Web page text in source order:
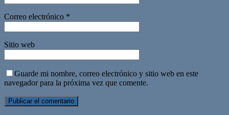
Correo electrónico *
Sitio web
Guarde mi nombre, correo electrónico y sitio web en este
navegador para la próxima vez que comente.